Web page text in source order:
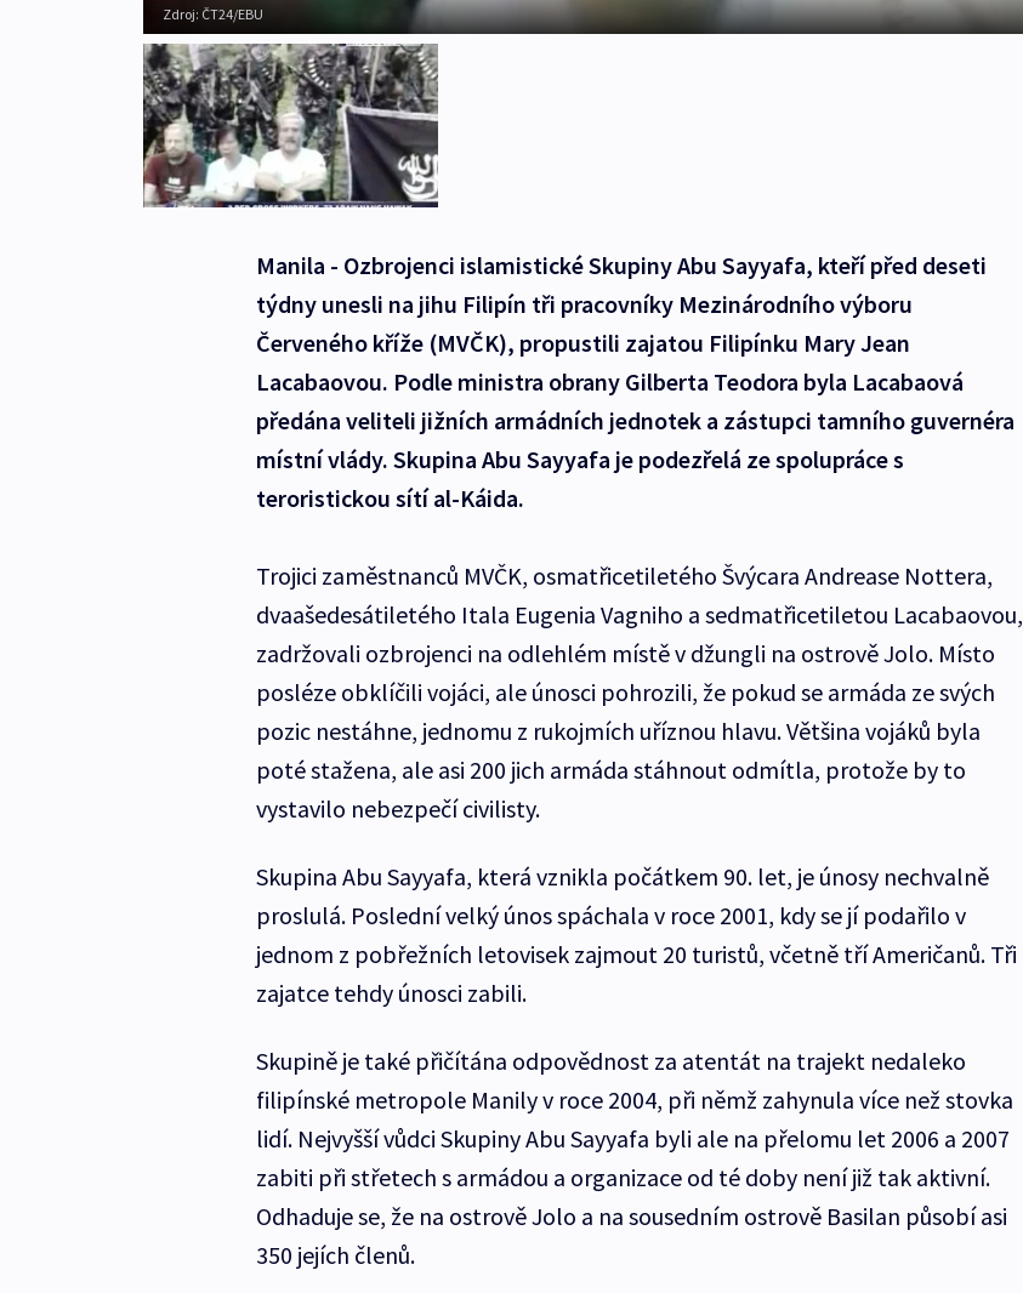
Zdroj: ČT24/EBU
Manila - Ozbrojenci islamistické Skupiny Abu Sayyafa, kteří před deseti
týdny unesli na jihu Filipín tři pracovníky Mezinárodního výboru
Červeného kříže (MVČK), propustili zajatou Filipínku Mary Jean
Lacabaovou. Podle ministra obrany Gilberta Teodora byla Lacabaová
předána veliteli jižních armádních jednotek a zástupci tamního guvernéra
místní vlády. Skupina Abu Sayyafa je podezřelá ze spolupráce s
teroristickou sítí al-Káida.
Trojici zaměstnanců MVČK, osmatřicetiletého Švýcara Andrease Nottera,
dvaašedesátiletého Itala Eugenia Vagniho a sedmatřicetiletou Lacabaovou,
zadržovali ozbrojenci na odlehlém místě v džungli na ostrově Jolo. Místo
posléze obklíčili vojáci, ale únosci pohrozili, že pokud se armáda ze svých
pozic nestáhne, jednomu z rukojmích uříznou hlavu. Většina vojáků byla
poté stažena, ale asi 200 jich armáda stáhnout odmítla, protože by to
vystavilo nebezpečí civilisty.
Skupina Abu Sayyafa, která vznikla počátkem 90. let, je únosy nechvalně
proslulá. Poslední velký únos spáchala v roce 2001, kdy se jí podařilo v
jednom z pobřežních letovisek zajmout 20 turistů, včetně tří Američanů. Tři
zajatce tehdy únosci zabili.
Skupině je také přičítána odpovědnost za atentát na trajekt nedaleko
filipínské metropole Manily v roce 2004, při němž zahynula více než stovka
lidí. Nejvyšší vůdci Skupiny Abu Sayyafa byli ale na přelomu let 2006 a 2007
zabiti při střetech s armádou a organizace od té doby není již tak aktivní.
Odhaduje se, že na ostrově Jolo a na sousedním ostrově Basilan působí asi
350 jejích členů.